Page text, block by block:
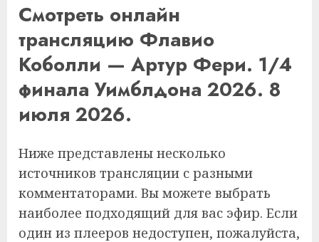
Смотреть онлайн
трансляцию Флавио
Коболли — Артур Фери. 1/4
финала Уимблдона 2026. 8
июля 2026.
Ниже представлены несколько
источников трансляции с разными
комментаторами. Вы можете выбрать
наиболее подходящий для вас эфир. Если
один из плееров недоступен, пожалуйста,